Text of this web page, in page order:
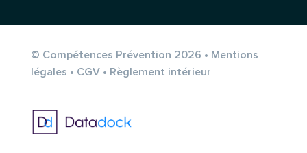
© Compétences Prévention 2026 • Mentions
légales • CGV• Règlement intérieur